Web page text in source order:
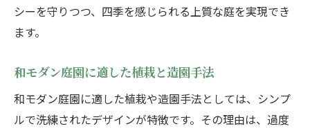
シーを守りつつ、四季を感じられる上質な庭を実現でき
ます。
和モダン庭園に適した植栽と造園手法
和モダン庭園に適した植栽や造園手法としては、シンプ
ルで洗練されたデザインが特徴です。その理由は、過度